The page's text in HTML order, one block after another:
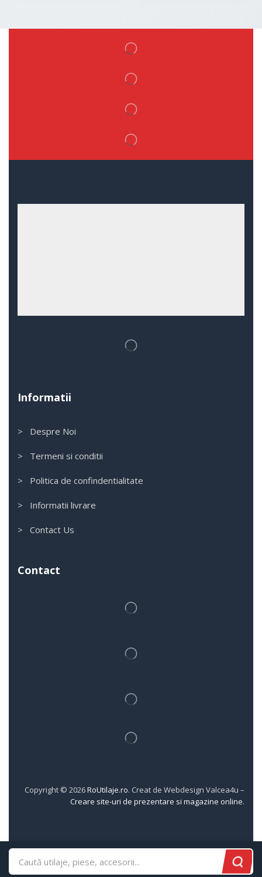
Informatii
> Despre Noi
> Termeni si conditii
> Politica de confindentialitate
> Informatii livrare
> Contact Us
Contact
Copyright © 2026RoUtilaje.ro. Creat de Webdesign Valcea4u –
Creare site-uri de prezentare si magazine online.
Acasa Categorii Wishlist